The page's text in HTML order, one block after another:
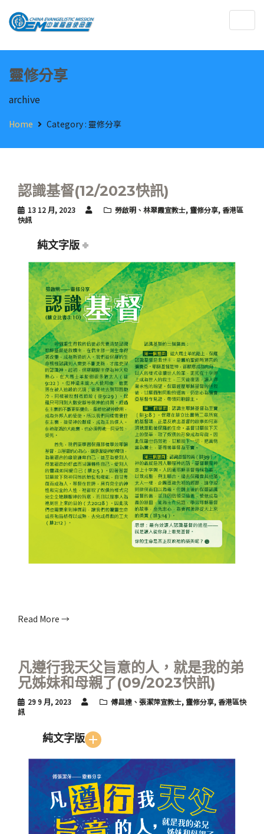
靈修分享
archive
Home Category : 靈修分享
認識基督(12/2023快訊)
13 12 月, 2023 勞啟明、林翠霞宣教士, 靈修分享, 香港區
快訊
純文字版
Read More →
凡遵行我天父旨意的人，就是我的弟
兄姊妹和母親了(09/2023快訊)
29 9 月, 2023 傅昌達、張潔萍宣教士, 靈修分享, 香港區快
訊
純文字版